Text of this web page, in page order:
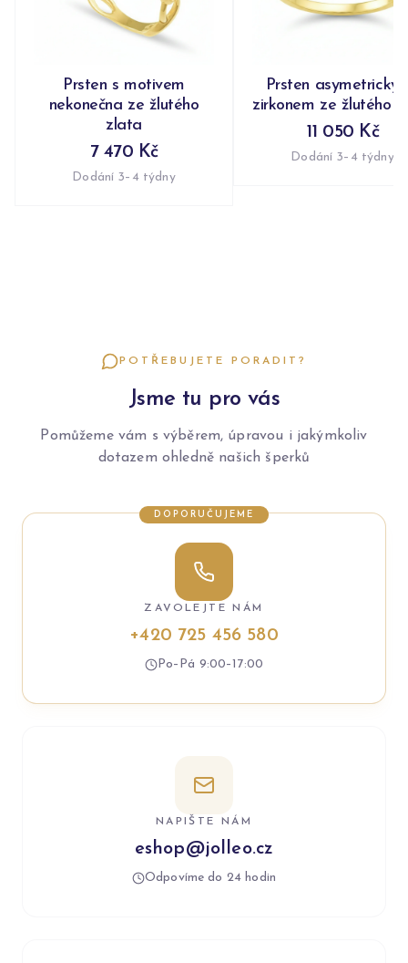
Prsten s motivem
nekonečna ze žlutého
zlata
7 470 Kč
Dodání 3–4 týdny
Prsten asymetrický
zirkonem ze žlutého
11 050 Kč
Dodání 3–4 týdny
POTŘEBUJETE PORADIT?
Jsme tu pro vás
Pomůžeme vám s výběrem, úpravou i jakýmkoliv
dotazem ohledně našich šperků
DOPORUČUJEME
ZAVOLEJTE NÁM
+420 725 456 580
Po–Pá 9:00–17:00
NAPIŠTE NÁM
eshop@jolleo.cz
Odpovíme do 24 hodin